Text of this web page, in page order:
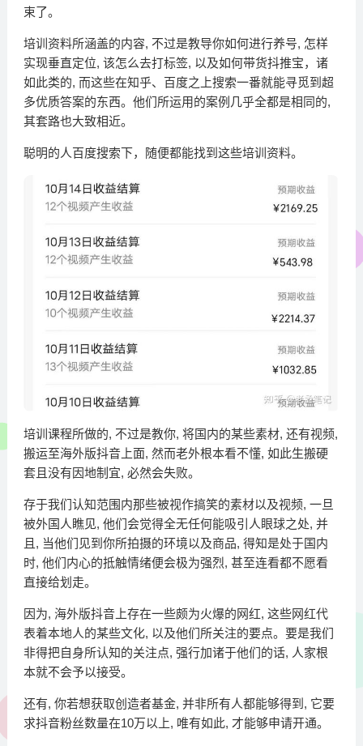
束了。
培训资料所涵盖的内容, 不过是教导你如何进行养号, 怎样
实现垂直定位, 该怎么去打标签, 以及如何带货抖推宝，诸
如此类的, 而这些在知乎、百度之上搜索一番就能寻觅到超
多优质答案的东西。他们所运用的案例几乎全都是相同的,
其套路也大致相近。
聪明的人百度搜索下，随便都能找到这些培训资料。
培训课程所做的, 不过是教你, 将国内的某些素材, 还有视频,
搬运至海外版抖音上面, 然而老外根本看不懂, 如此生搬硬
套且没有因地制宜, 必然会失败。
存于我们认知范围内那些被视作搞笑的素材以及视频, 一旦
被外国人瞧见, 他们会觉得全无任何能吸引人眼球之处, 并
且, 当他们见到你所拍摄的环境以及商品, 得知是处于国内
时, 他们内心的抵触情绪便会极为强烈, 甚至连看都不愿看
直接给划走。
因为, 海外版抖音上存在一些颇为火爆的网红, 这些网红代
表着本地人的某些文化, 以及他们所关注的要点。要是我们
非得把自身所认知的关注点, 强行加诸于他们的话, 人家根
本就不会予以接受。
还有, 你若想获取创造者基金, 并非所有人都能够得到, 它要
求抖音粉丝数量在10万以上, 唯有如此, 才能够申请开通。